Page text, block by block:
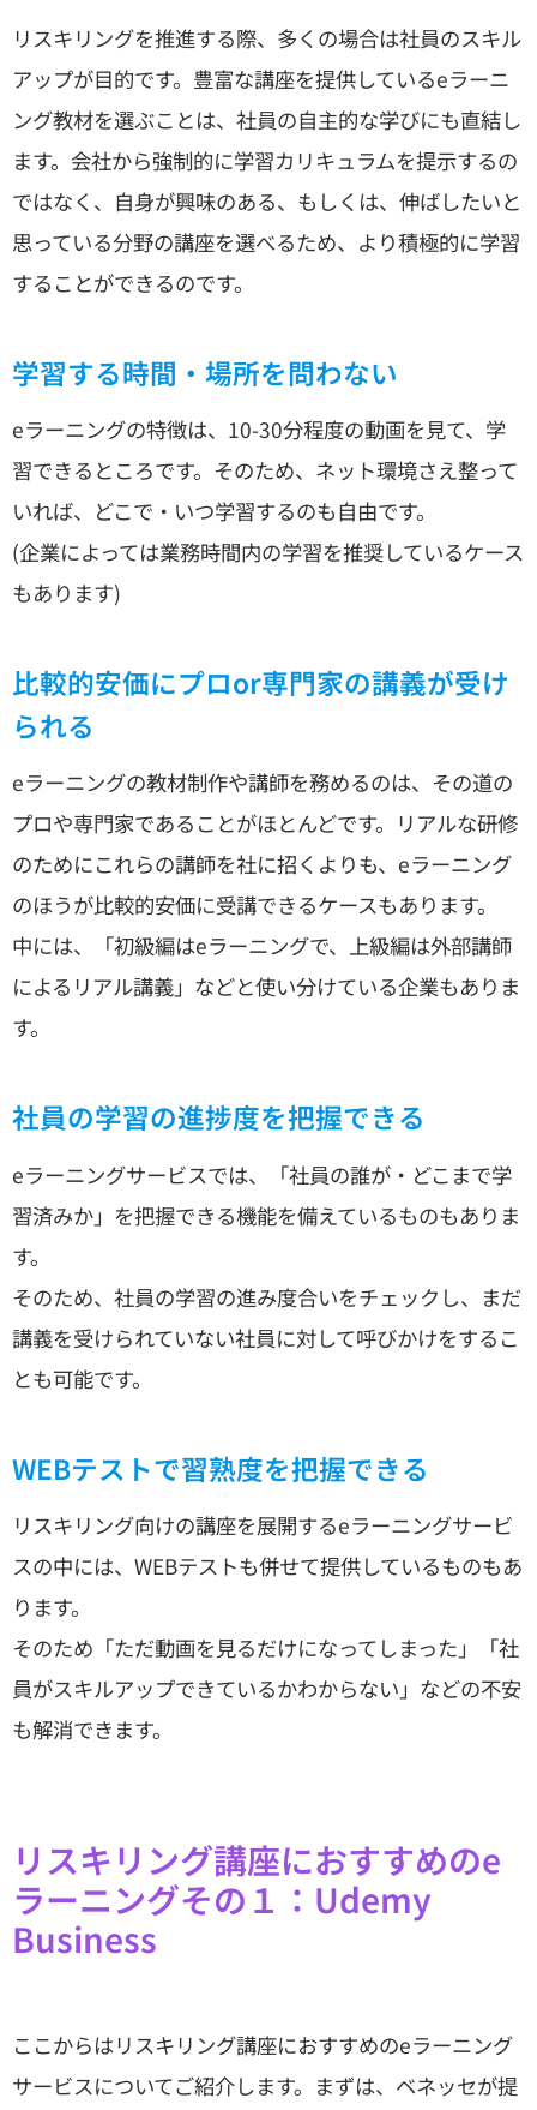
リスキリングを推進する際、多くの場合は社員のスキル
アップが目的です。豊富な講座を提供しているeラーニ
ング教材を選ぶことは、社員の自主的な学びにも直結し
ます。会社から強制的に学習カリキュラムを提示するの
ではなく、自身が興味のある、もしくは、伸ばしたいと
思っている分野の講座を選べるため、より積極的に学習
することができるのです。
学習する時間・場所を問わない
eラーニングの特徴は、10-30分程度の動画を見て、学
習できるところです。そのため、ネット環境さえ整って
いれば、どこで・いつ学習するのも自由です。
(企業によっては業務時間内の学習を推奨しているケース
もあります)
比較的安価にプロor専門家の講義が受け
られる
eラーニングの教材制作や講師を務めるのは、その道の
プロや専門家であることがほとんどです。リアルな研修
のためにこれらの講師を社に招くよりも、eラーニング
のほうが比較的安価に受講できるケースもあります。
中には、「初級編はeラーニングで、上級編は外部講師
によるリアル講義」などと使い分けている企業もありま
す。
社員の学習の進捗度を把握できる
eラーニングサービスでは、「社員の誰が・どこまで学
習済みか」を把握できる機能を備えているものもありま
す。
そのため、社員の学習の進み度合いをチェックし、まだ
講義を受けられていない社員に対して呼びかけをするこ
とも可能です。
WEBテストで習熟度を把握できる
リスキリング向けの講座を展開するeラーニングサービ
スの中には、WEBテストも併せて提供しているものもあ
ります。
そのため「ただ動画を見るだけになってしまった」「社
員がスキルアップできているかわからない」などの不安
も解消できます。
リスキリング講座におすすめのe
ラーニングその１：Udemy
Business
ここからはリスキリング講座におすすめのeラーニング
サービスについてご紹介します。まずは、ベネッセが提